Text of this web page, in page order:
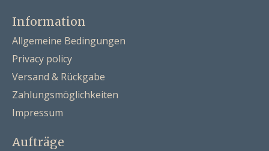
Information
Allgemeine Bedingungen
Privacy policy
Versand & Rückgabe
Zahlungsmöglichkeiten
Impressum
Aufträge